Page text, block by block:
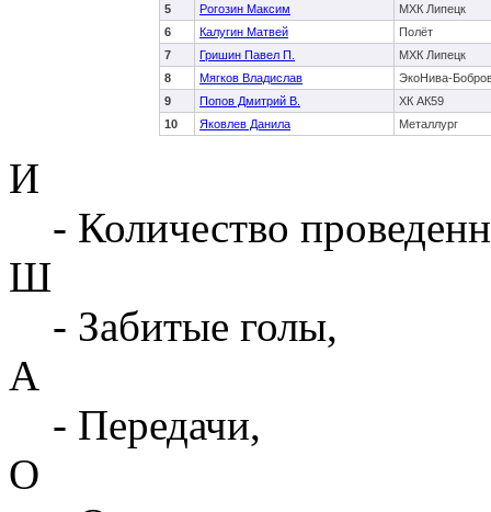
5
Рогозин Максим
МХК Липецк
6
Калугин Матвей
Полёт
7
Гришин Павел П.
МХК Липецк
8
Мягков Владислав
ЭкоНива-
9
Попов Дмитрий В.
ХК АК59
10
Яковлев Данила Металлург
И
- Количество
Ш
- Забитые голы,
А
- Передачи,
О